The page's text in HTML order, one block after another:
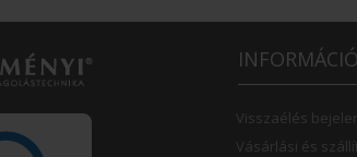
Visszaélés
Vásárlási és